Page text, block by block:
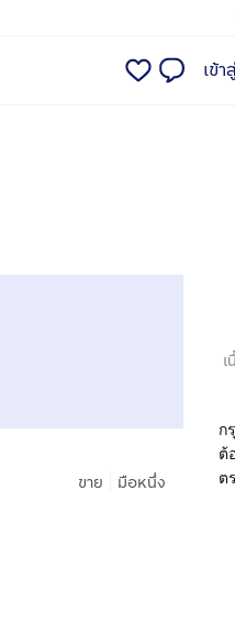
เข้า
ขาย มือหนึ่ง
ก
ต้
ต